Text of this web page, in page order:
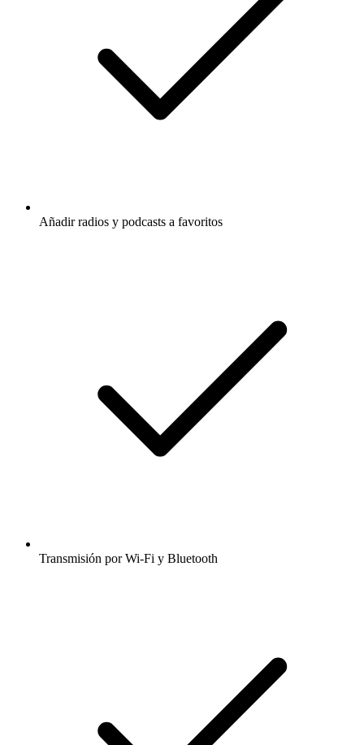
Añadir radios y podcasts a favoritos
Transmisión por Wi-Fi y Bluetooth